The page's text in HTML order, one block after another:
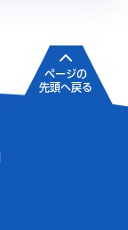
ページの
先頭へ戻る